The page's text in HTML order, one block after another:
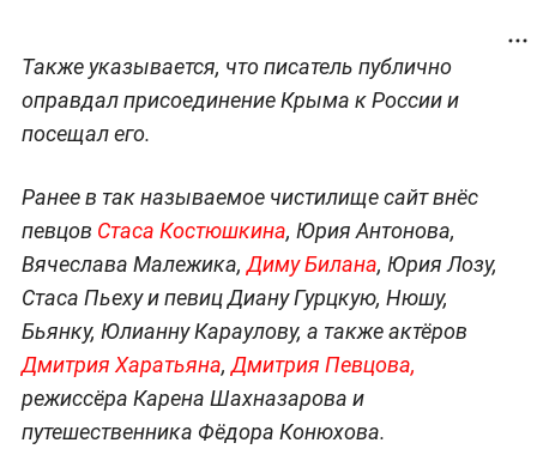
Также указывается, что писатель публично
оправдал присоединение Крыма к России и
посещал его.
Ранее в так называемое чистилище сайт внёс
певцов Стаса Костюшкина, Юрия Антонова,
Вячеслава Малежика,Диму Билана, Юрия Лозу,
Стаса Пьеху и певиц Диану Гурцкую, Нюшу,
Бьянку, Юлианну Караулову, а также актёров
Дмитрия Харатьяна,Дмитрия Певцова,
режиссёра Карена Шахназарова и
путешественника Фёдора Конюхова.